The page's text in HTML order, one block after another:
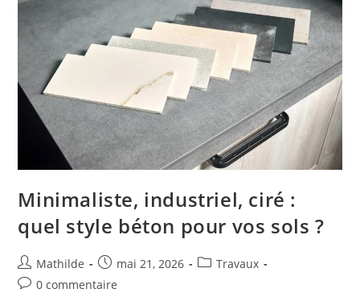
Minimaliste, industriel, ciré :
quel style béton pour vos sols ?
Mathilde mai 21, 2026
Travaux
0 commentaire